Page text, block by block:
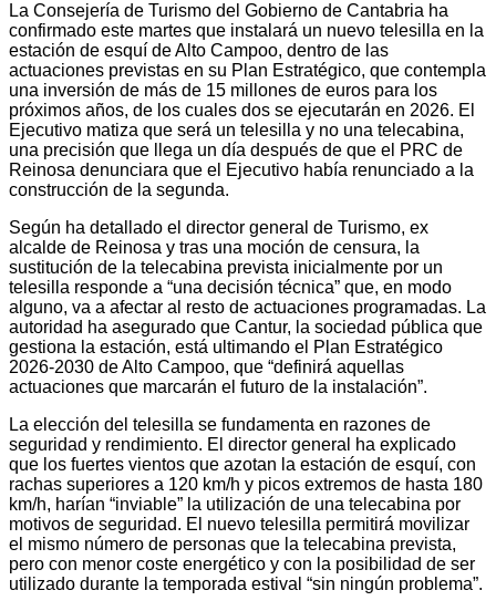
La Consejería de Turismo del Gobierno de Cantabria ha
confirmado este martes que instalará un nuevo telesilla en la
estación de esquí de Alto Campoo, dentro de las
actuaciones previstas en su Plan Estratégico, que contempla
una inversión de más de 15 millones de euros para los
próximos años, de los cuales dos se ejecutarán en 2026. El
Ejecutivo matiza que será un telesilla y no una telecabina,
una precisión que llega un día después de que el PRC de
Reinosa denunciara que el Ejecutivo había renunciado a la
construcción de la segunda.
Según ha detallado el director general de Turismo, ex
alcalde de Reinosa y tras una moción de censura, la
sustitución de la telecabina prevista inicialmente por un
telesilla responde a “una decisión técnica” que, en modo
alguno, va a afectar al resto de actuaciones programadas. La
autoridad ha asegurado que Cantur, la sociedad pública que
gestiona la estación, está ultimando el Plan Estratégico
2026-2030 de Alto Campoo, que “definirá aquellas
actuaciones que marcarán el futuro de la instalación”.
La elección del telesilla se fundamenta en razones de
seguridad y rendimiento. El director general ha explicado
que los fuertes vientos que azotan la estación de esquí, con
rachas superiores a 120 km/h y picos extremos de hasta 180
km/h, harían “inviable” la utilización de una telecabina por
motivos de seguridad. El nuevo telesilla permitirá movilizar
el mismo número de personas que la telecabina prevista,
pero con menor coste energético y con la posibilidad de ser
utilizado durante la temporada estival “sin ningún problema”.